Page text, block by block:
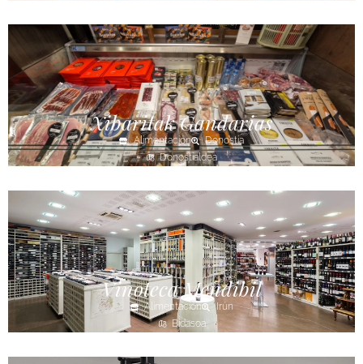
Xibaritak Gandarias
Alimentación
Donostia
Donostialdea
Vinoteca Mendibil
Alimentación
Irún
Bidasoa